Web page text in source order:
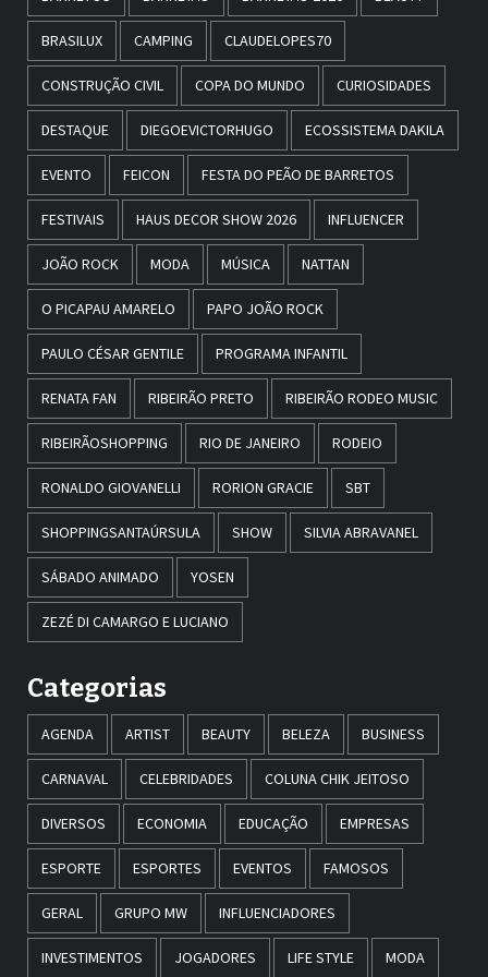
BRASILUX CAMPING CLAUDELOPES70
CONSTRUÇÃO CIVIL COPA DO MUNDO CURIOSIDADES
DESTAQUE DIEGOEVICTORHUGO ECOSSISTEMA DAKILA
EVENTO FEICON FESTA DO PEÃO DE BARRETOS
FESTIVAIS HAUS DECOR SHOW 2026 INFLUENCER
JOÃO ROCK MODA MÚSICA NATTAN
O PICAPAU AMARELO PAPO JOÃO ROCK
PAULO CÉSAR GENTILE PROGRAMA INFANTIL
RENATA FAN RIBEIRÃO PRETO RIBEIRÃO RODEO MUSIC
RIBEIRÃOSHOPPING RIO DE JANEIRO RODEIO
RONALDO GIOVANELLI RORION GRACIE SBT
SHOPPINGSANTAÚRSULA SHOW SILVIA ABRAVANEL
SÁBADO ANIMADO YOSEN
ZEZÉ DI CAMARGO E LUCIANO
Categorias
AGENDA ARTIST BEAUTY BELEZA BUSINESS
CARNAVAL CELEBRIDADES COLUNA CHIK JEITOSO
DIVERSOS ECONOMIA EDUCAÇÃO EMPRESAS
ESPORTE ESPORTES EVENTOS FAMOSOS
GERAL GRUPO MW INFLUENCIADORES
INVESTIMENTOS JOGADORES LIFE STYLE MODA